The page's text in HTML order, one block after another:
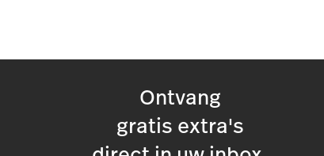
Ontvang
gratis extra's